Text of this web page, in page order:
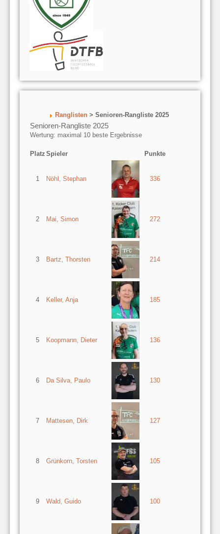
Ranglisten > Senioren-Rangliste 2025
Senioren-Rangliste 2025
Wertung: maximal 10 beste Ergebnisse
Platz Spieler Punkte
1 Nöhl, Stephan 336
2 Mai, Simon 272
3 Bartz, Thorsten 214
4 Keller, Anja 185
5 Koopmann, Dieter 136
6 Da Silva, Paulo 130
7 Mattesen, Dirk 127
8 Grünkorn, Torsten 105
9 Wald, Guido 100